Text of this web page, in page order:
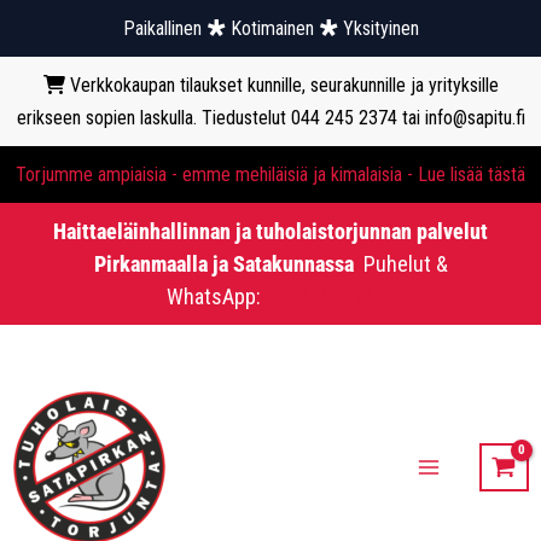
Paikallinen Kotimainen Yksityinen
Verkkokaupan tilaukset kunnille, seurakunnille ja yrityksille
erikseen sopien laskulla. Tiedustelut 044 245 2374 tai info@sapitu.fi
Torjumme ampiaisia - emme mehiläisiä ja kimalaisia - Lue lisää tästä
Haittaeläinhallinnan ja tuholaistorjunnan palvelut
Pirkanmaalla ja Satakunnassa Puhelut &
WhatsApp:
sisältöön